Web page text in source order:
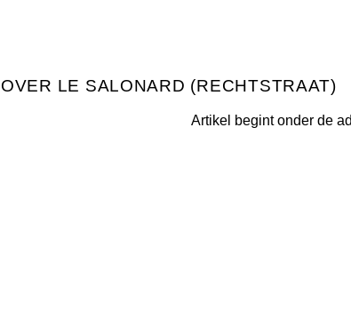
LE SALONARD (RECHTSTRAAT)
Artikel begint onder de